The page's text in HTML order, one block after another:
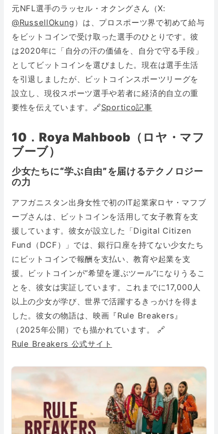
元NFL選手のラッセル・オクングさん（X:
@RussellOkung ）は、プロスポーツ界で初めて給与
をビットコインで受け取った選手のひとりです。彼
は2020年に「自分の汗の価値を、自分で守る手段」
としてビットコインを選びました。現在は選手生活
を引退しましたが、ビットコインスポーツリーグを
設立し、現役スポーツ選手や若者に経済的自立の重
要性を伝えています。🔗Sportico記事
10．Roya Mahboob（ロヤ・マフ
ブーブ）
少女たちに“学ぶ自由”を届けるテクノロジー
の力
アフガニスタン出身女性で初のIT起業家ロヤ・マフブ
ーブさんは、ビットコインを活用して女子教育を支
援しています。彼女が設立した「Digital Citizen
Fund（DCF）」では、銀行口座を持てない少女たち
にビットコインで報酬を支払い、教育や起業を支
援。ビットコインが“希望を運ぶツール”になりうるこ
とを、彼女は実証しています。これまでに17,000人
以上の少女が学び、世界で活躍するきっかけを得ま
した。彼女の物語は、映画『Rule Breakers』
（2025年公開）でも描かれています。 🔗
Rule Breakers 公式サイト